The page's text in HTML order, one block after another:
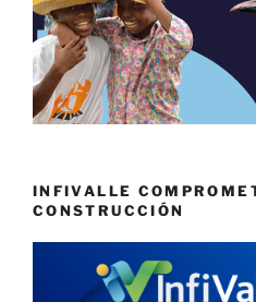
INFIVALLE
CONSTRUCCIÓN